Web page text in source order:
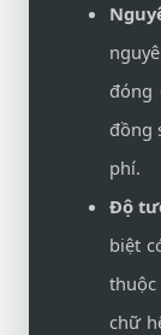
đóng
đồng
phí.
Độ
biệt
thuộc
chữ